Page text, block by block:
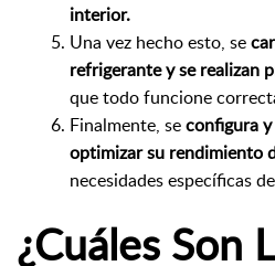
interior.
Una vez hecho esto, se
refrigerante y se realizan
que todo funcione
Finalmente, seconfigura
optimizar su rendimiento
necesidades específicas
¿Cuáles Son